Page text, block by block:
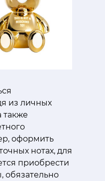
из личных
также
оформить
нотах, для
приобрести
обязательно